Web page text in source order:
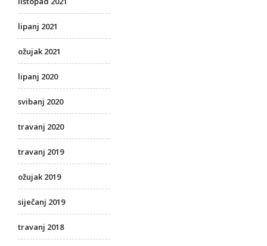
lipanj 2021
ožujak 2021
lipanj 2020
svibanj 2020
travanj 2020
travanj 2019
ožujak 2019
siječanj 2019
travanj 2018